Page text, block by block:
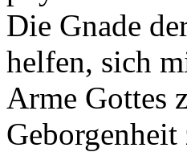
Die Gnade
helfen, sich
Arme Gottes